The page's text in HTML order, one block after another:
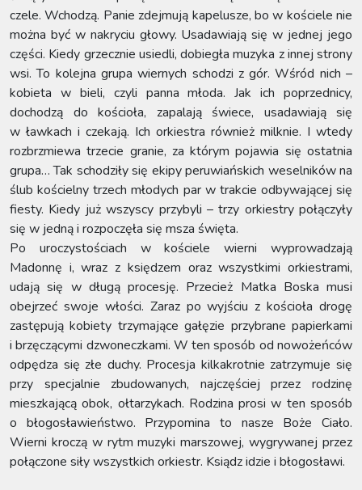
czele. Wchodzą. Panie zdejmują kapelusze, bo w kościele nie
można być w nakryciu głowy. Usadawiają się w jednej jego
części. Kiedy grzecznie usiedli, dobiegła muzyka z innej strony
wsi. To kolejna grupa wiernych schodzi z gór. Wśród nich –
kobieta w bieli, czyli panna młoda. Jak ich poprzednicy,
dochodzą do kościoła, zapalają świece, usadawiają się
w ławkach i czekają. Ich orkiestra również milknie. I wtedy
rozbrzmiewa trzecie granie, za którym pojawia się ostatnia
grupa… Tak schodziły się ekipy peruwiańskich weselników na
ślub kościelny trzech młodych par w trakcie odbywającej się
fiesty. Kiedy już wszyscy przybyli – trzy orkiestry połączyły
się w jedną i rozpoczęła się msza święta.
Po uroczystościach w kościele wierni wyprowadzają
Madonnę i, wraz z księdzem oraz wszystkimi orkiestrami,
udają się w długą procesję. Przecież Matka Boska musi
obejrzeć swoje włości. Zaraz po wyjściu z kościoła drogę
zastępują kobiety trzymające gałęzie przybrane papierkami
i brzęczącymi dzwoneczkami. W ten sposób od nowożeńców
odpędza się złe duchy. Procesja kilkakrotnie zatrzymuje się
przy specjalnie zbudowanych, najczęściej przez rodzinę
mieszkającą obok, ołtarzykach. Rodzina prosi w ten sposób
o błogosławieństwo. Przypomina to nasze Boże Ciało.
Wierni kroczą w rytm muzyki marszowej, wygrywanej przez
połączone siły wszystkich orkiestr. Ksiądz idzie i błogosławi.